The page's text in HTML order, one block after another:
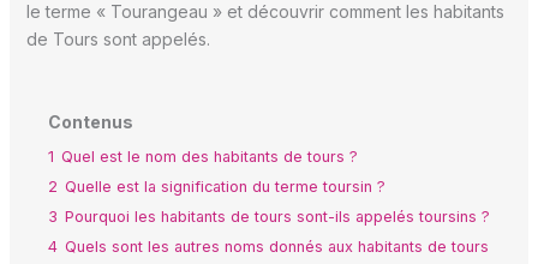
le terme « Tourangeau » et découvrir comment les habitants
de Tours sont appelés.
Contenus
1 Quel est le nom des habitants de tours ?
2 Quelle est la signification du terme toursin ?
3 Pourquoi les habitants de tours sont-ils appelés toursins ?
4 Quels sont les autres noms donnés aux habitants de tours